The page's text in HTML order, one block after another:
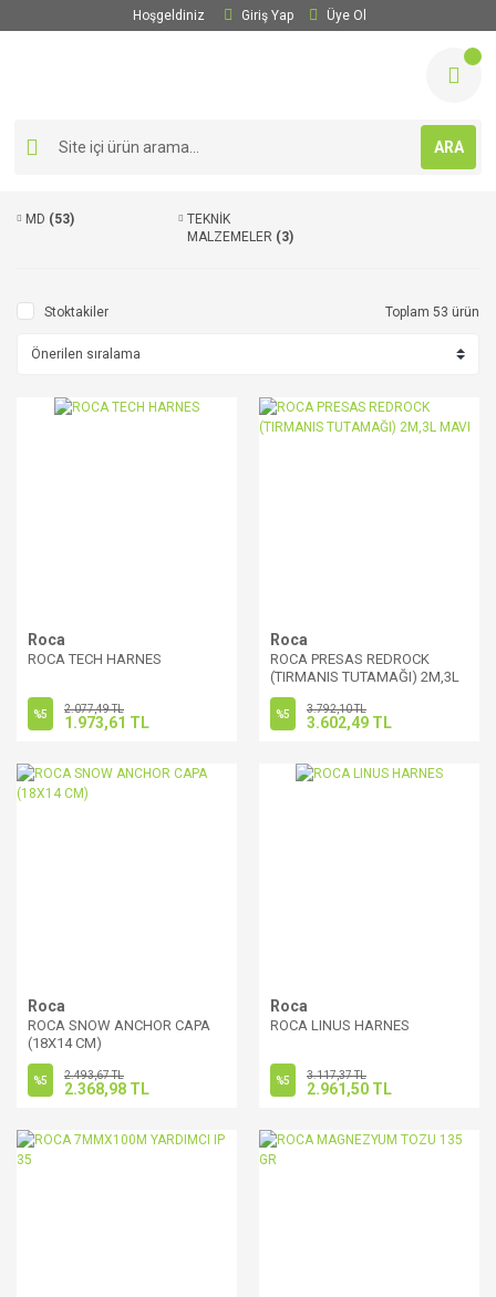
Hoşgeldiniz Giriş Yap Üye Ol
ARA
MD (53)
TEKNİK
MALZEMELER (3)
Stoktakiler Toplam 53 ürün
Roca
ROCA TECH HARNES
%5 2.077,49 TL
1.973,61 TL
Roca
ROCA PRESAS REDROCK
(TIRMANIS TUTAMAĞI) 2M,3L
MAVI
%5 3.792,10 TL
3.602,49 TL
Roca
ROCA SNOW ANCHOR CAPA
(18X14 CM)
%5 2.493,67 TL
2.368,98 TL
Roca
ROCA LINUS HARNES
%5 3.117,37 TL
2.961,50 TL